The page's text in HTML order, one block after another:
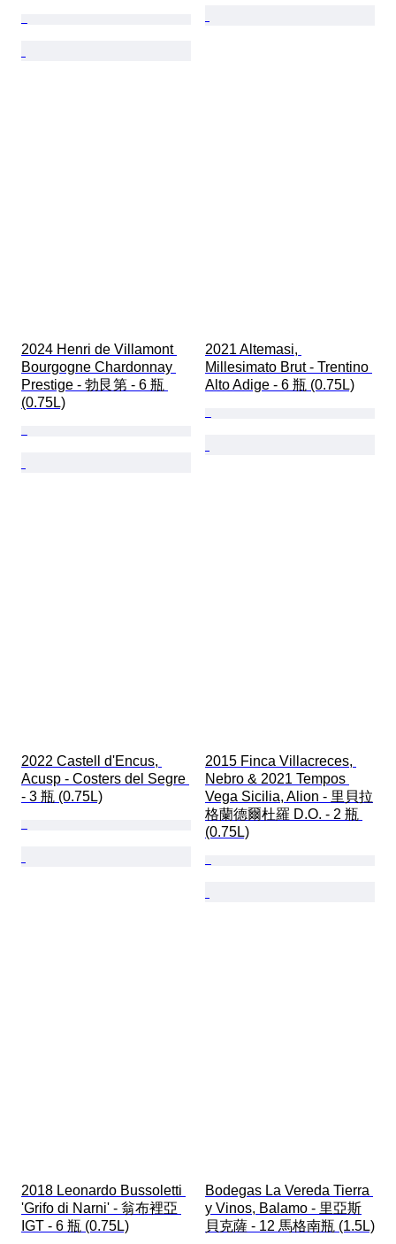
2024 Henri de Villamont
Bourgogne Chardonnay
Prestige - 勃艮第 - 6 瓶
(0.75L)
2021 Altemasi,
Millesimato Brut - Trentino
Alto Adige - 6 瓶 (0.75L)
2022 Castell d'Encus,
Acusp - Costers del Segre
- 3 瓶 (0.75L)
2015 Finca Villacreces,
Nebro & 2021 Tempos
Vega Sicilia, Alion - 里貝拉
格蘭德爾杜羅 D.O. - 2 瓶
(0.75L)
2018 Leonardo Bussoletti
'Grifo di Narni' - 翁布裡亞
IGT - 6 瓶 (0.75L)
Bodegas La Vereda Tierra
y Vinos, Balamo - 里亞斯
貝克薩 - 12 馬格南瓶 (1.5L)